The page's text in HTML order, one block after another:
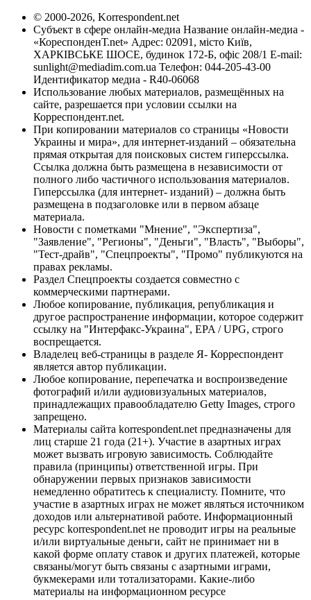
© 2000-2026, Korrespondent.net
Субъект в сфере онлайн-медиа Название онлайн-медиа -
«КореспонденТ.net» Адрес: 02091, місто Київ,
ХАРКІВСЬКЕ ШОСЕ, будинок 172-Б, офіс 208/1 E-mail:
sunlight@mediadim.com.ua Телефон: 044-205-43-00
Идентификатор медиа - R40-06068
Использование любых материалов, размещённых на
сайте, разрешается при условии ссылки на
Корреспондент.net.
При копировании материалов со страницы «Новости
Украины и мира», для интернет-изданий – обязательна
прямая открытая для поисковых систем гиперссылка.
Ссылка должна быть размещена в независимости от
полного либо частичного использования материалов.
Гиперссылка (для интернет- изданий) – должна быть
размещена в подзаголовке или в первом абзаце
материала.
Новости с пометками "Мнение", "Экспертиза",
"Заявление", "Регионы", "Деньги", "Власть", "Выборы",
"Тест-драйв", "Спецпроекты", "Промо" публикуются на
правах рекламы.
Раздел Спецпроекты создается совместно с
коммерческими партнерами.
Любое копирование, публикация, републикация и
другое распространение информации, которое содержит
ссылку на "Интерфакс-Украина", EPA / UPG, строго
воспрещается.
Владелец веб-страницы в разделе Я- Корреспондент
является автор публикации.
Любое копирование, перепечатка и воспроизведение
фотографий и/или аудиовизуальных материалов,
принадлежащих правообладателю Getty Images, строго
запрещено.
Материалы сайта korrespondent.net предназначены для
лиц старше 21 года (21+). Участие в азартных играх
может вызвать игровую зависимость. Соблюдайте
правила (принципы) ответственной игры. При
обнаружении первых признаков зависимости
немедленно обратитесь к специалисту. Помните, что
участие в азартных играх не может являться источником
доходов или альтернативой работе. Информационный
ресурс korrespondent.net не проводит игры на реальные
и/или виртуальные деньги, сайт не принимает ни в
какой форме оплату ставок и других платежей, которые
связаны/могут быть связаны с азартными играми,
букмекерами или тотализаторами. Какие-либо
материалы на информационном ресурсе